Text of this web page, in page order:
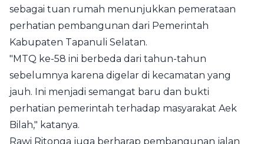
sebagai tuan rumah menunjukkan pemerataan
perhatian pembangunan dari Pemerintah
Kabupaten Tapanuli Selatan.
"MTQ ke-58 ini berbeda dari tahun-tahun
sebelumnya karena digelar di kecamatan yang
jauh. Ini menjadi semangat baru dan bukti
perhatian pemerintah terhadap masyarakat Aek
Bilah," katanya.
Rawi Ritonga juga berharap pembangunan jalan